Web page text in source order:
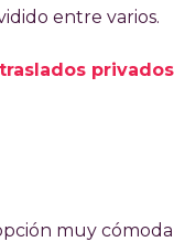
entre varios.
privados
muy